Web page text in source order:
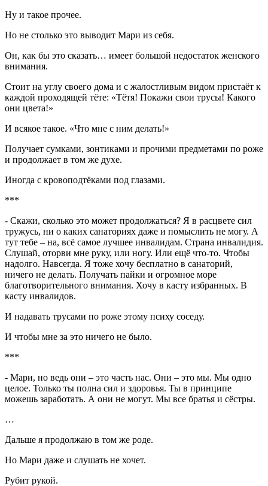
Ну и такое прочее.
Но не столько это выводит Мари из себя.
Он, как бы это сказать… имеет большой недостаток женского
внимания.
Стоит на углу своего дома и с жалостливым видом пристаёт к
каждой проходящей тёте: «Тётя! Покажи свои трусы! Какого
они цвета!»
И всякое такое. «Что мне с ним делать!»
Получает сумками, зонтиками и прочими предметами по роже
и продолжает в том же духе.
Иногда с кровоподтёками под глазами.
***
- Скажи, сколько это может продолжаться? Я в расцвете сил
тружусь, ни о каких санаториях даже и помыслить не могу. А
тут тебе – на, всё самое лучшее инвалидам. Страна инвалидия.
Слушай, оторви мне руку, или ногу. Или ещё что-то. Чтобы
надолго. Навсегда. Я тоже хочу бесплатно в санаторий,
ничего не делать. Получать пайки и огромное море
благотворительного внимания. Хочу в касту избранных. В
касту инвалидов.
И надавать трусами по роже этому психу соседу.
И чтобы мне за это ничего не было.
***
- Мари, но ведь они – это часть нас. Они – это мы. Мы одно
целое. Только ты полна сил и здоровья. Ты в принципе
можешь заработать. А они не могут. Мы все братья и сёстры.
…
Дальше я продолжаю в том же роде.
Но Мари даже и слушать не хочет.
Рубит рукой.